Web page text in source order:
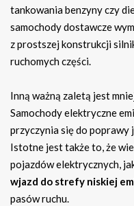
tankowania benzyny czy
samochody dostawcze
z prostszej konstrukcji
ruchomych części.
Inną ważną zaletą jest
Samochody elektryczne
przyczynia się do poprawy
Istotne jest także to, że
pojazdów elektrycznych,
wjazd do strefy niskiej
pasów ruchu.